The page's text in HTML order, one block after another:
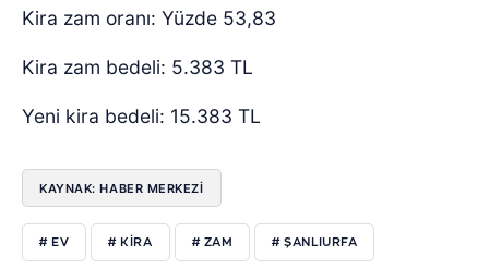
Kira zam oranı: Yüzde 53,83
Kira zam bedeli: 5.383 TL
Yeni kira bedeli: 15.383 TL
KAYNAK: HABER MERKEZI
# EV # KIRA # ZAM # ŞANLIURFA